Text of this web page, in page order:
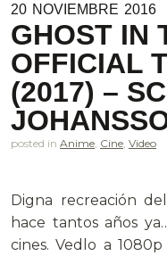
20 NOVIEMBRE 2016
GHOST IN
OFFICIAL
(2017) –
posted in Anime Cine Video
Digna recreación
hace tantos años
cines. Vedlo a